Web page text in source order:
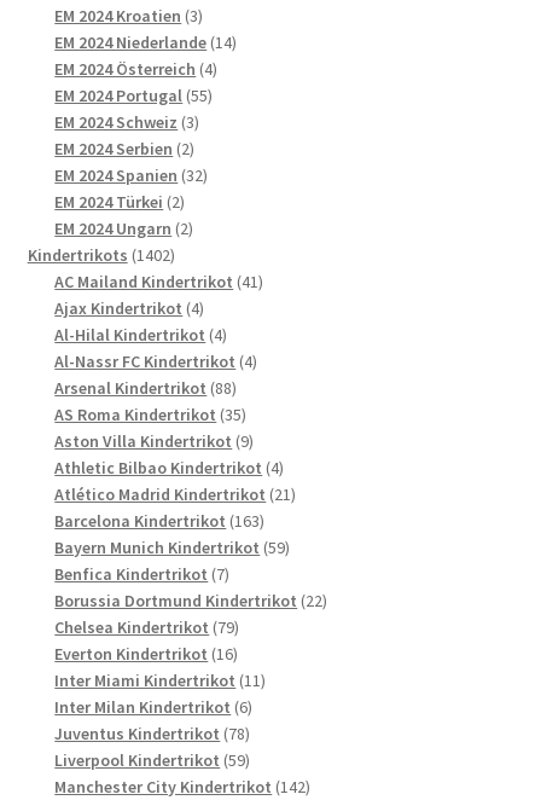
Produkte
EM 2024 Kroatien 33
Produkte
EM 2024 Niederlande 1414
EM 2024 Österreich 44
EM 2024 Portugal 5555
EM 2024 Schweiz 33
EM 2024 Serbien 22
Produkte
EM 2024 Spanien 3232
EM 2024 Türkei 22
Produkte
EM 2024 Ungarn 22
Kindertrikots 14021402
Produkte
AC Mailand Kindertrikot 4141
Ajax Kindertrikot 44
Produkte
Al-Hilal Kindertrikot 44
Produkte
Al-Nassr FC Kindertrikot 44
Arsenal Kindertrikot 8888
Produkte
AS Roma Kindertrikot 3535
Produkte
Aston Villa Kindertrikot 99
Produkte
Athletic Bilbao Kindertrikot 44
Produkte
Atlético Madrid Kindertrikot 2121
Barcelona Kindertrikot 163163
Produkte
Bayern Munich Kindertrikot 5959
Benfica Kindertrikot 77
Produkte
Borussia Dortmund Kindertrikot 2222
Chelsea Kindertrikot 7979
Produkte
Everton Kindertrikot 1616
Produkte
Inter Miami Kindertrikot 1111
Inter Milan Kindertrikot 66
Produkte
Juventus Kindertrikot 7878
Produkte
Liverpool Kindertrikot 5959
Produkte
Manchester City Kindertrikot 142142